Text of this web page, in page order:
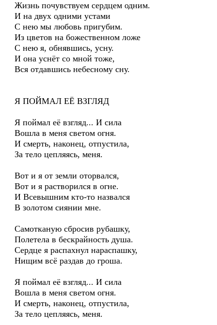
Жизнь почувствуем сердцем одним.
И на двух одними устами
С нею мы любовь пригубим.
Из цветов на божественном ложе
С нею я, обнявшись, усну.
И она уснёт со мной тоже,
Вся отдавшись небесному сну.
Я ПОЙМАЛ ЕЁ ВЗГЛЯД
Я поймал её взгляд... И сила
Вошла в меня светом огня.
И смерть, наконец, отпустила,
За тело цепляясь, меня.
Вот и я от земли оторвался,
Вот и я растворился в огне.
И Всевышним кто-то назвался
В золотом сиянии мне.
Самотканую сбросив рубашку,
Полетела в бескрайность душа.
Сердце я распахнул нараспашку,
Нищим всё раздав до гроша.
Я поймал её взгляд... И сила
Вошла в меня светом огня.
И смерть, наконец, отпустила,
За тело цепляясь, меня.